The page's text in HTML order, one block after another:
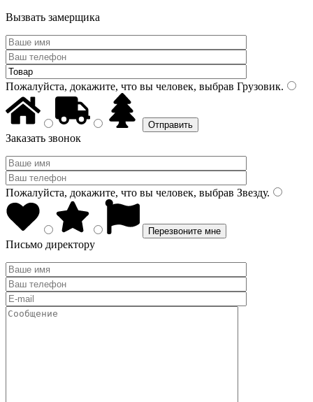
Вызвать замерщика
Пожалуйста, докажите, что вы человек, выбрав Грузовик.
Заказать звонок
Пожалуйста, докажите, что вы человек, выбрав Звезду.
Письмо директору